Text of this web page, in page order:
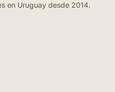
en Uruguay desde 2014.